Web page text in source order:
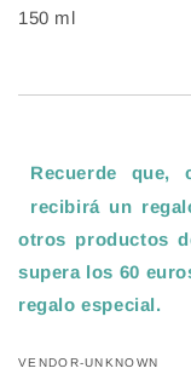
150 ml
Recuerde que,
recibirá un
otros productos
supera los 60
regalo especial .
VENDOR-UNKNOWN